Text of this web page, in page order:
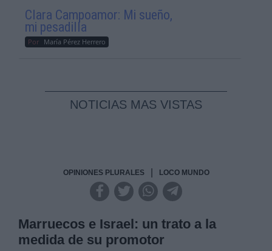
Clara Campoamor: Mi sueño,
mi pesadilla
Por María Pérez Herrero
NOTICIAS MAS VISTAS
OPINIONES PLURALES LOCO MUNDO
Marruecos e Israel: un trato a la
medida de su promotor